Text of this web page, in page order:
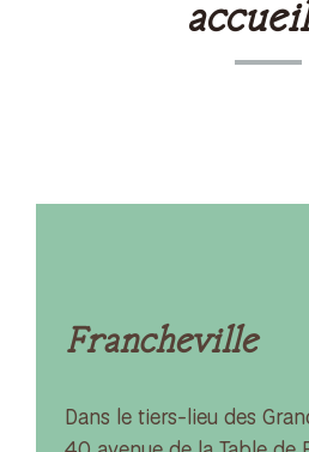
Francheville
Dans le tiers-lieu des